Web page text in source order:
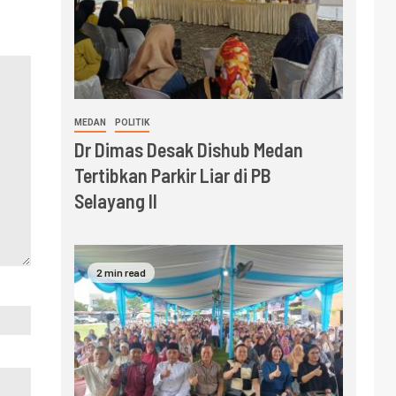
MEDAN POLITIK
Dr Dimas Desak Dishub Medan
Tertibkan Parkir Liar di PB
Selayang II
2 min read